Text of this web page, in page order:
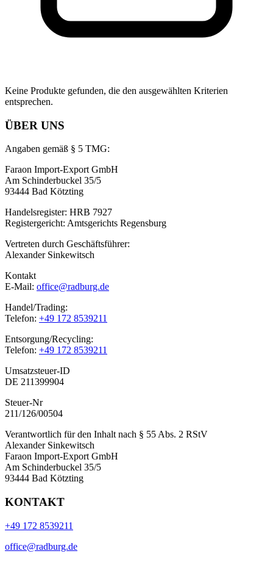
Keine Produkte gefunden, die den ausgewählten Kriterien
entsprechen.
ÜBER UNS
Angaben gemäß § 5 TMG:
Faraon Import-Export GmbH
Am Schinderbuckel 35/5
93444 Bad Kötzting
Handelsregister: HRB 7927
Registergericht: Amtsgerichts Regensburg
Vertreten durch Geschäftsführer:
Alexander Sinkewitsch
Kontakt
E-Mail: office@radburg.de
Handel/Trading:
Telefon: +49 172 8539211
Entsorgung/Recycling:
Telefon: +49 172 8539211
Umsatzsteuer-ID
DE 211399904
Steuer-Nr
211/126/00504
Verantwortlich für den Inhalt nach § 55 Abs. 2 RStV
Alexander Sinkewitsch
Faraon Import-Export GmbH
Am Schinderbuckel 35/5
93444 Bad Kötzting
KONTAKT
+49 172 8539211
office@radburg.de